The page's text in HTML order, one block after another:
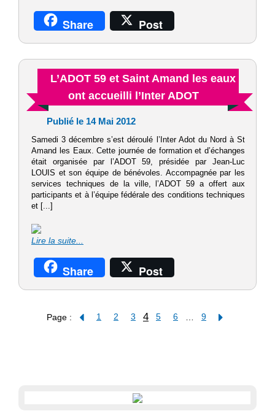
Share Post
L’ADOT 59 et Saint Amand les eaux
ont accueilli l’Inter ADOT
Publié le 14 Mai 2012
Samedi 3 décembre s’est déroulé l’Inter Adot du Nord à St
Amand les Eaux. Cette journée de formation et d’échanges
était organisée par l’ADOT 59, présidée par Jean-Luc
LOUIS et son équipe de bénévoles. Accompagnée par les
services techniques de la ville, l’ADOT 59 a offert aux
participants et à l’équipe fédérale des conditions techniques
et [...]
Lire la suite...
Share Post
Page : 1 2 3 4 5 6 9